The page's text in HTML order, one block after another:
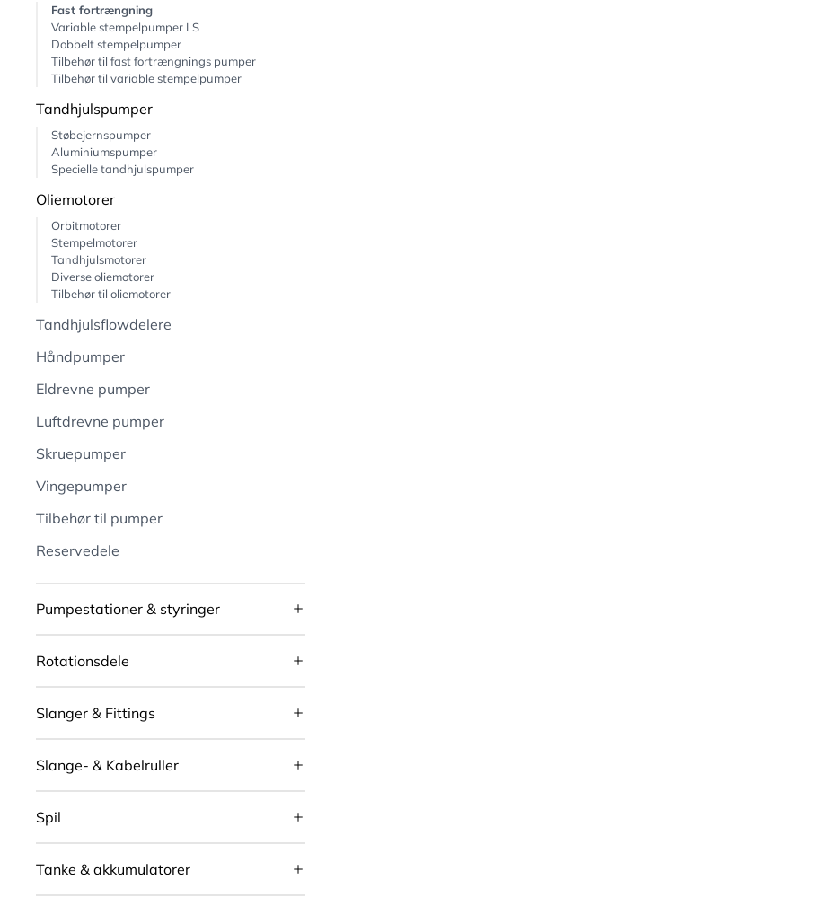
Fast fortrængning
Variable stempelpumper LS
Dobbelt stempelpumper
Tilbehør til fast fortrængnings pumper
Tilbehør til variable stempelpumper
Tandhjulspumper
Støbejernspumper
Aluminiumspumper
Specielle tandhjulspumper
Oliemotorer
Orbitmotorer
Stempelmotorer
Tandhjulsmotorer
Diverse oliemotorer
Tilbehør til oliemotorer
Tandhjulsflowdelere
Håndpumper
Eldrevne pumper
Luftdrevne pumper
Skruepumper
Vingepumper
Tilbehør til pumper
Reservedele
Pumpestationer & styringer
Rotationsdele
Slanger & Fittings
Slange- & Kabelruller
Spil
Tanke & akkumulatorer